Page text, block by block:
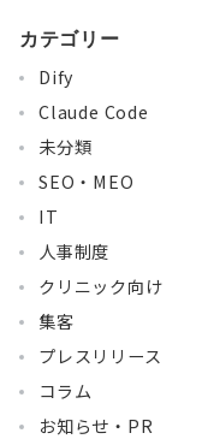
カテゴリー
Dify
Claude Code
未分類
SEO・MEO
IT
人事制度
クリニック向け
集客
プレスリリース
コラム
お知らせ・PR